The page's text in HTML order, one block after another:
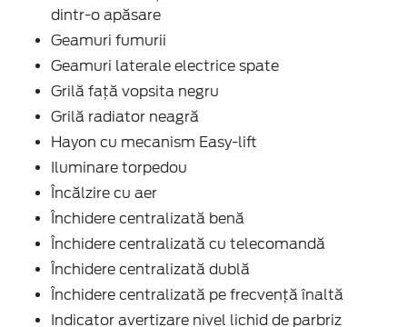
dintr-o apăsare
Geamuri fumurii
Geamuri laterale electrice spate
Grilă față vopsita negru
Grilă radiator neagră
Hayon cu mecanism Easy-lift
Iluminare torpedou
Încălzire cu aer
Închidere centralizată benă
Închidere centralizată cu telecomandă
Închidere centralizată dublă
Închidere centralizată pe frecvență înaltă
Indicator avertizare nivel lichid de parbriz